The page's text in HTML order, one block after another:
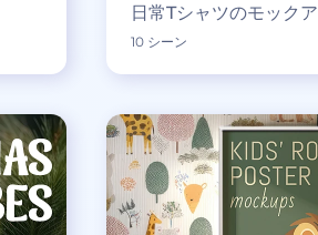
日常Tシャツのモック
10 シーン